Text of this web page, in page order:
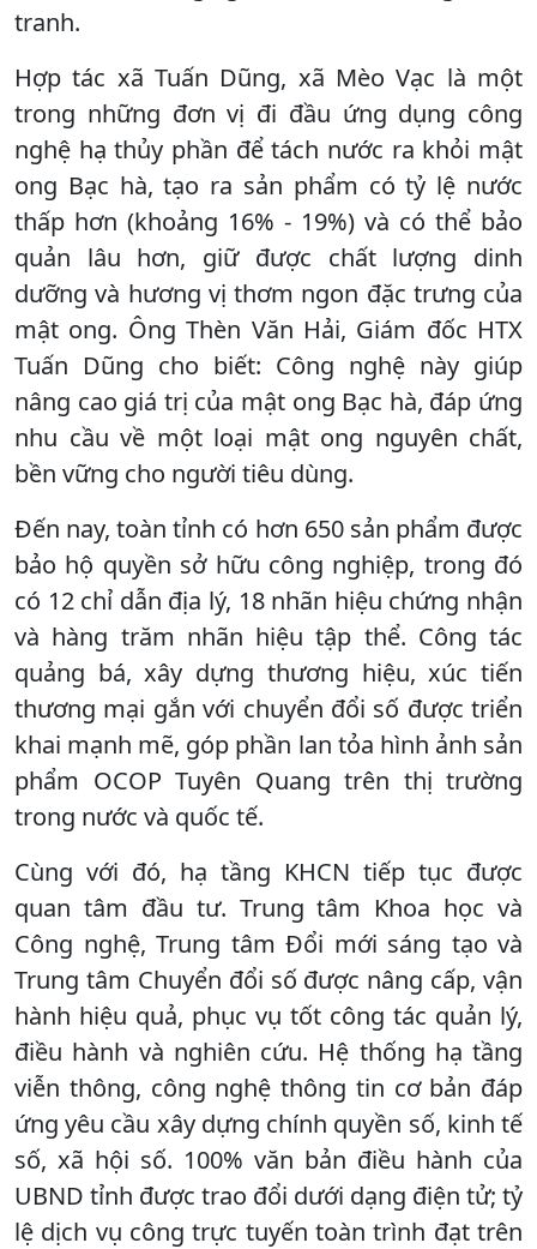
tranh.
Hợp tác xã Tuấn Dũng, xã Mèo Vạc là một
trong những đơn vị đi đầu ứng dụng công
nghệ hạ thủy phần để tách nước ra khỏi mật
ong Bạc hà, tạo ra sản phẩm có tỷ lệ nước
thấp hơn (khoảng 16% - 19%) và có thể bảo
quản lâu hơn, giữ được chất lượng dinh
dưỡng và hương vị thơm ngon đặc trưng của
mật ong. Ông Thèn Văn Hải, Giám đốc HTX
Tuấn Dũng cho biết: Công nghệ này giúp
nâng cao giá trị của mật ong Bạc hà, đáp ứng
nhu cầu về một loại mật ong nguyên chất,
bền vững cho người tiêu dùng.
Đến nay, toàn tỉnh có hơn 650 sản phẩm được
bảo hộ quyền sở hữu công nghiệp, trong đó
có 12 chỉ dẫn địa lý, 18 nhãn hiệu chứng nhận
và hàng trăm nhãn hiệu tập thể. Công tác
quảng bá, xây dựng thương hiệu, xúc tiến
thương mại gắn với chuyển đổi số được triển
khai mạnh mẽ, góp phần lan tỏa hình ảnh sản
phẩm OCOP Tuyên Quang trên thị trường
trong nước và quốc tế.
Cùng với đó, hạ tầng KHCN tiếp tục được
quan tâm đầu tư. Trung tâm Khoa học và
Công nghệ, Trung tâm Đổi mới sáng tạo và
Trung tâm Chuyển đổi số được nâng cấp, vận
hành hiệu quả, phục vụ tốt công tác quản lý,
điều hành và nghiên cứu. Hệ thống hạ tầng
viễn thông, công nghệ thông tin cơ bản đáp
ứng yêu cầu xây dựng chính quyền số, kinh tế
số, xã hội số. 100% văn bản điều hành của
UBND tỉnh được trao đổi dưới dạng điện tử; tỷ
lệ dịch vụ công trực tuyến toàn trình đạt trên